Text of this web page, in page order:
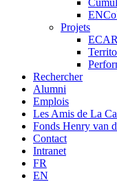
Projets
Rechercher
Alumni
Emplois
Les Amis de La
Fonds Henry van
Contact
Intranet
FR
EN